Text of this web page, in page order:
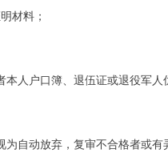
材料；
人户口簿、退伍证或退役军人
自动放弃，复审不合格者或有